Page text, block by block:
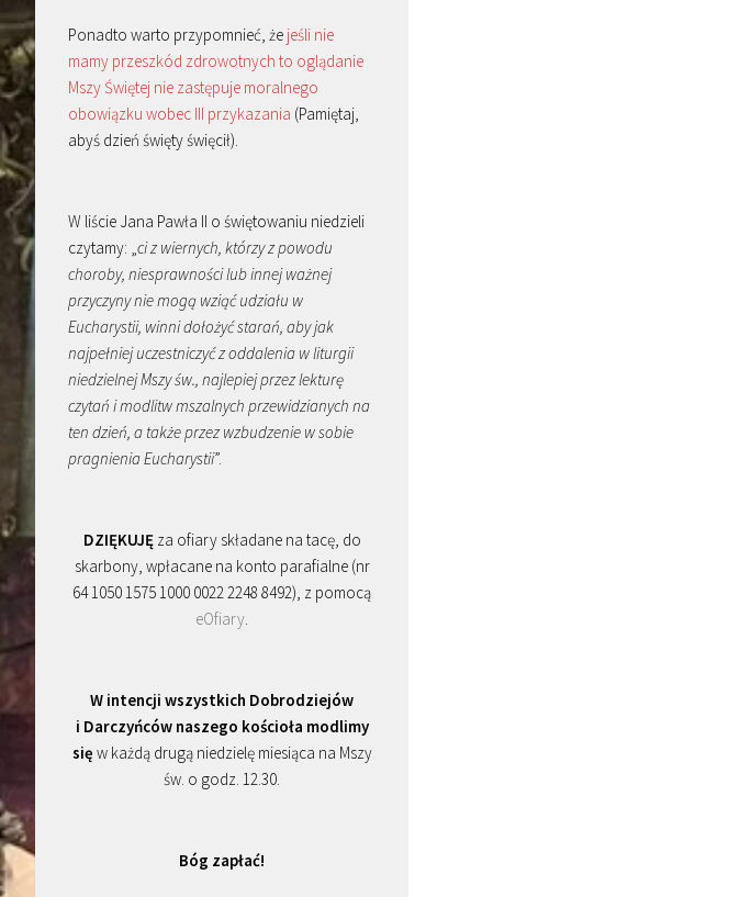
Ponadto warto przypomnieć, że jeśli nie
mamy przeszkód zdrowotnych to oglądanie
Mszy Świętej nie zastępuje moralnego
obowiązku wobec III przykazania (Pamiętaj,
abyś dzień święty święcił).
W liście Jana Pawła II o świętowaniu niedzieli
czytamy: „ci z wiernych, którzy z powodu
choroby, niesprawności lub innej ważnej
przyczyny nie mogą wziąć udziału w
Eucharystii, winni dołożyć starań, aby jak
najpełniej uczestniczyć z oddalenia w liturgii
niedzielnej Mszy św., najlepiej przez lekturę
czytań i modlitw mszalnych przewidzianych na
ten dzień, a także przez wzbudzenie w sobie
pragnienia Eucharystii”.
DZIĘKUJĘza ofiary składane na tacę, do
skarbony, wpłacane na konto parafialne (nr
64 1050 1575 1000 0022 2248 8492), z pomocą
eOfiary.
W intencji wszystkich Dobrodziejów
i Darczyńców naszego kościoła modlimy
się w każdą drugą niedzielę miesiąca na Mszy
św. o godz. 12.30.
Bóg zapłać!